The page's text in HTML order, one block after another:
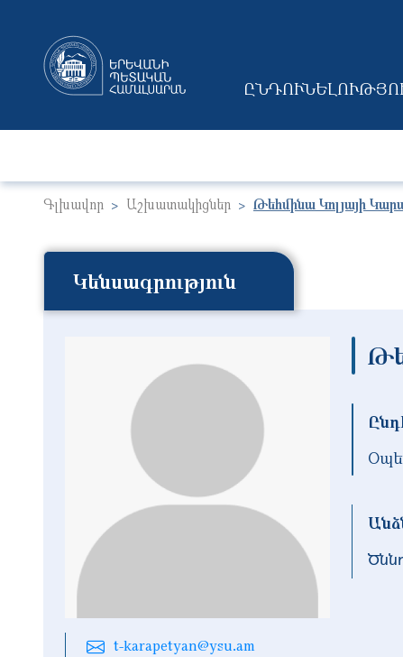
MAIN
Գլխավոր Աշխատակիցներ Թեհմինա Կոլյայի
Կենսագրություն
t-karapetyan@ysu.am